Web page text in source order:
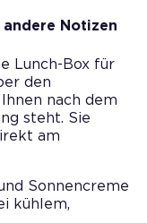
Notizen
Lunch-Box für
den
nach dem
steht. Sie
am
Sonnencreme
kühlem,